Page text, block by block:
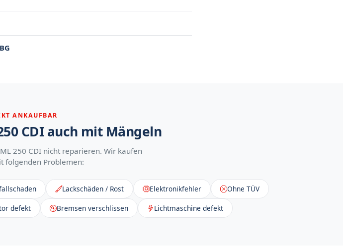
ANKAUFBAR
CDI auch mit Mängeln
ML 250 CDI nicht reparieren. Wir kaufen
folgenden Problemen:
Lackschäden / Rost Elektronikfehler Ohne TÜV
defekt Bremsen verschlissen Lichtmaschine defekt